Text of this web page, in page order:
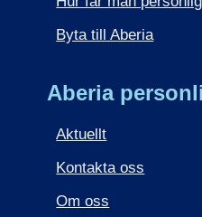
Byta till Aberia
Aberia
Aktuellt
Kontakta oss
Om oss